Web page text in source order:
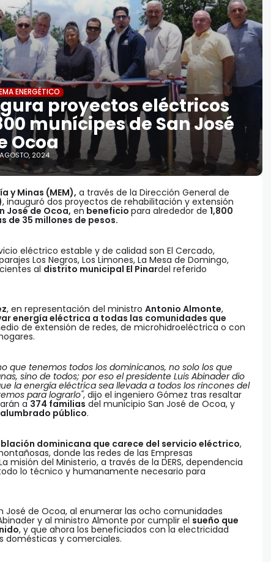
ENERGÉTICO
proyectos eléctricos
munícipes de San José
Ocoa
2024
y Minas (MEM), a través de la Dirección General de
, inauguró dos proyectos de rehabilitación y extensión
José de Ocoa, en beneficio para alrededor de 1,800
de 35 millones de pesos.
eléctrico estable y de calidad son El Cercado,
Los Negros, Los Limones, La Mesa de Domingo,
al distrito municipal El Pinardel referido
, en representación del ministro Antonio Almonte,
energía eléctrica a todas las comunidades que
de extensión de redes, de microhidroeléctrica o con
que tenemos todos los dominicanos, no solo los que
sino de todos; por eso el presidente Luis Abinader dio
la energía eléctrica sea llevada a todos los rincones del
para lograrlo", dijo el ingeniero Gómez tras resaltar
a 374 familias del municipio San José de Ocoa, y
alumbrado público.
dominicana que carece del servicio eléctrico,
donde las redes de las Empresas
misión del Ministerio, a través de la DERS, dependencia
lo técnico y humanamente necesario para
José de Ocoa, al enumerar las ocho comunidades
y al ministro Almonte por cumplir el sueño que
, y que ahora los beneficiados con la electricidad
domésticas y comerciales.